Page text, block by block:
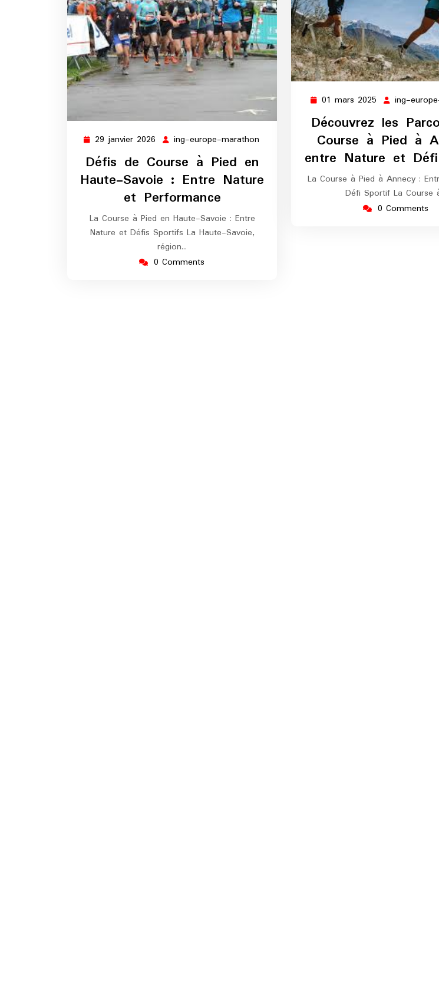
29 janvier 2026 29
2026
ing-europe-marathon
Défis de Course à Pied en
Haute-Savoie : Entre Nature
et Performance
La Course à Pied en Haute-Savoie : Entre
Nature et Défis Sportifs La Haute-Savoie,
région…
0 Comments
01 mars 2025 01
mars
2025
ing-
Découvrez les
Course à Pied à
entre Nature et
La Course à Pied à Annecy :
Défi Sportif La Course
0 Comments